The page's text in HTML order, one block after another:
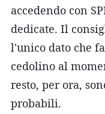
accedendo con
dedicate. Il
l'unico dato che
cedolino al
resto, per ora,
probabili.